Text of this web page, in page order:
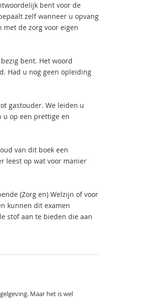
bent voor de
zelf wanneer u opvang
de zorg voor eigen
bent. Het woord
Had u nog geen opleiding
gastouder. We leiden u
u op een prettige en
van dit boek een
leest op wat voor manier
(Zorg en) Welzijn of voor
kunnen dit examen
stof aan te bieden die aan
Maar het is wel